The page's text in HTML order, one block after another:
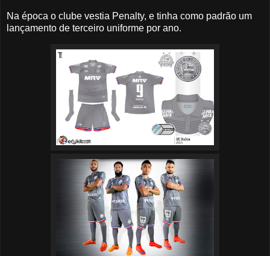
Na época o clube vestia Penalty, e tinha como padrão um
lançamento de terceiro uniforme por ano.